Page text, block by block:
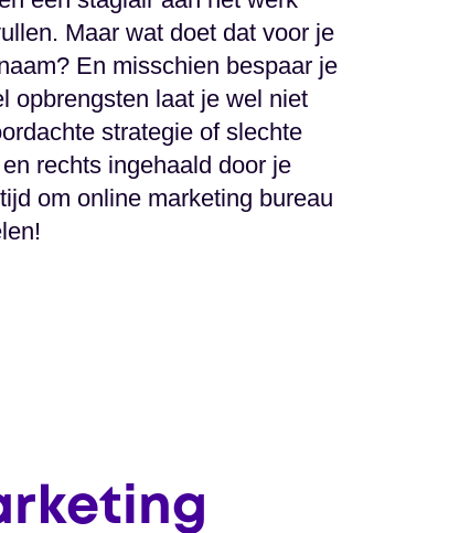
Maar wat doet dat voor je
En misschien bespaar je
opbrengsten laat je wel niet
strategie of slechte
rechts ingehaald door je
om online marketing bureau